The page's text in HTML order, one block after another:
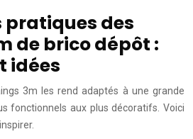
des
de brico dépôt :
idées
3m les rend adaptés à une grande
fonctionnels aux plus décoratifs. Voici